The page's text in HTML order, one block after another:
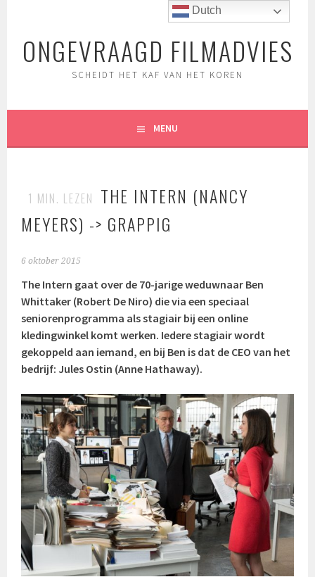
inhoudONGEVRAAGD FILMADVIES
SCHEIDT HET KAF VAN HET KOREN
MENU
1 MIN. LEZEN THE INTERN (NANCY
MEYERS) -> GRAPPIG
6 oktober 2015
The Intern gaat over de 70-jarige weduwnaar Ben
Whittaker (Robert De Niro) die via een speciaal
seniorenprogramma als stagiair bij een online
kledingwinkel komt werken. Iedere stagiair wordt
gekoppeld aan iemand, en bij Ben is dat de CEO van het
bedrijf: Jules Ostin (Anne Hathaway).
Dutch